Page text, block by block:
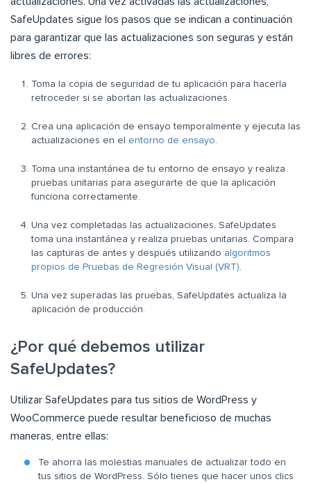
SafeUpdates sigue los pasos que se indican a continuación
para garantizar que las actualizaciones son seguras y están
libres de errores:
Toma la copia de seguridad de tu aplicación para hacerla
retroceder si se abortan las actualizaciones.
Crea una aplicación de ensayo temporalmente y ejecuta las
actualizaciones en el entorno de ensayo.
Toma una instantánea de tu entorno de ensayo y realiza
pruebas unitarias para asegurarte de que la aplicación
funciona correctamente.
Una vez completadas las actualizaciones, SafeUpdates
toma una instantánea y realiza pruebas unitarias. Compara
las capturas de antes y después utilizando algoritmos
propios de Pruebas de Regresión Visual (VRT).
Una vez superadas las pruebas, SafeUpdates actualiza la
aplicación de producción.
¿Por qué debemos utilizar
SafeUpdates?
Utilizar SafeUpdates para tus sitios de WordPress y
WooCommerce puede resultar beneficioso de muchas
maneras, entre ellas:
Te ahorra las molestias manuales de actualizar todo en
tus sitios de WordPress. Sólo tienes que hacer unos clics